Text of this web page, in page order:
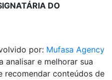
DO
por: Mufasa Agency
analisar e melhorar sua
recomendar conteúdos de